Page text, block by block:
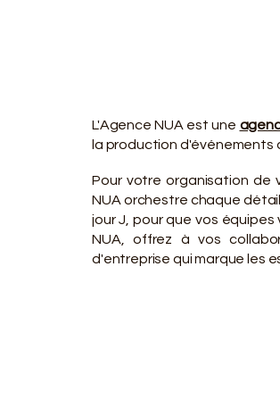
L'Agence NUA est une
la production d'événements
Pour votre organisation de
NUA orchestre chaque
jour J, pour que vos
NUA, offrez à vos
d'entreprise qui marque les